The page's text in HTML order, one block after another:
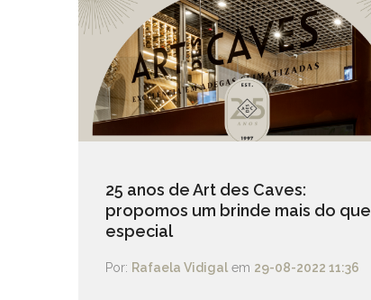
25 anos de Art des Caves:
propomos um brinde mais do que
especial
Por: Rafaela Vidigal em 29-08-2022 11:36